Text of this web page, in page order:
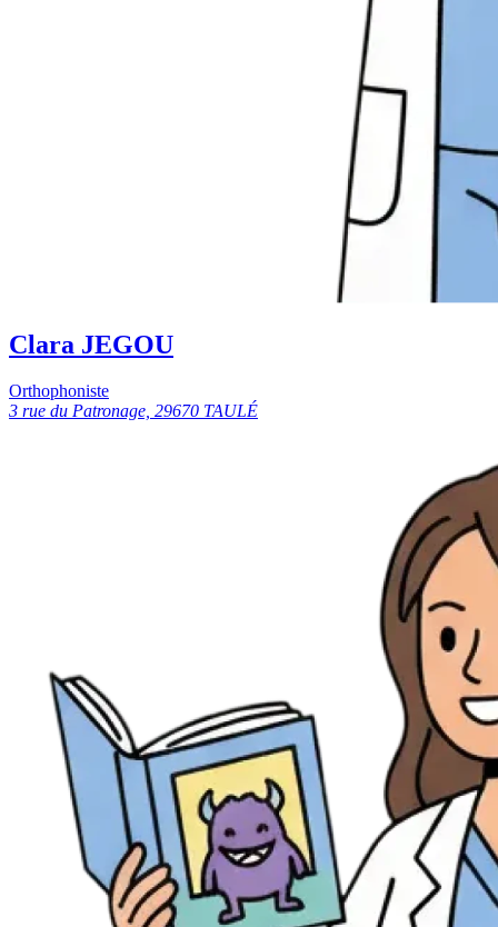
Clara JEGOU
Orthophoniste
3 rue du Patronage, 29670 TAULÉ